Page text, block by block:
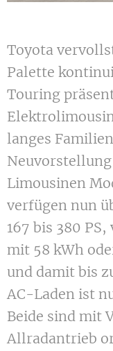
Toyota
Palette
Touring
langes
Limousinen
verfügen nun
167 bis 380
mit 58 kWh
und damit bis
AC-Laden ist
Beide sind mit
Allradantrieb